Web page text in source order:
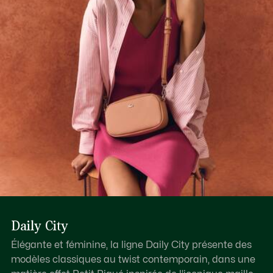
Crocodile sur le devant
Daily City
Élégante et féminine, la ligne Daily City présente des
modèles classiques au twist contemporain, dans une